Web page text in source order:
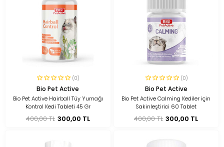
(0)
Bio Pet Active
Bio Pet Active Hairball Tüy Yumağı
Kontrol Kedi Tableti 45 Gr
400,00 TL 300,00 TL
(0)
Bio Pet Active
Bio Pet Active Calming Kediler için
Sakinleştirici 60 Tablet
400,00 TL 300,00 TL